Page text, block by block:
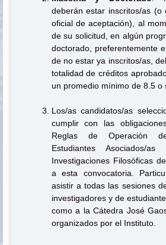
deberán estar inscritos/as (o
oficial de aceptación), al
de su solicitud, en algún
doctorado, preferentemente
de no estar ya inscritos/as,
totalidad de créditos
un promedio mínimo de 8.5 o
Los/as candidatos/as
cumplir con las
Reglas de Operación
Estudiantes Asociados/
Investigaciones Filosóficas
a esta convocatoria.
asistir a todas las sesiones
investigadores y de
como a la Cátedra José
organizados por el Instituto.